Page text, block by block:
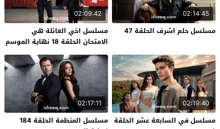
02:14:45
مسلسل حلم اشرف الحلقة 47
02:09:42
مسلسل اخي العائلة هي
الامتحان الحلقة 18 نهاية الموسم
02:19:40
مسلسل في السابعة عشر الحلقة
02:17:11
مسلسل المنظمة الحلقة 184